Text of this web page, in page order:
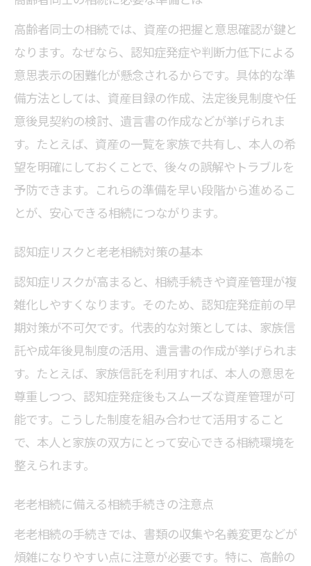
高齢者同士の相続では、資産の把握と意思確認が鍵と
なります。なぜなら、認知症発症や判断力低下による
意思表示の困難化が懸念されるからです。具体的な準
備方法としては、資産目録の作成、法定後見制度や任
意後見契約の検討、遺言書の作成などが挙げられま
す。たとえば、資産の一覧を家族で共有し、本人の希
望を明確にしておくことで、後々の誤解やトラブルを
予防できます。これらの準備を早い段階から進めるこ
とが、安心できる相続につながります。
認知症リスクと老老相続対策の基本
認知症リスクが高まると、相続手続きや資産管理が複
雑化しやすくなります。そのため、認知症発症前の早
期対策が不可欠です。代表的な対策としては、家族信
託や成年後見制度の活用、遺言書の作成が挙げられま
す。たとえば、家族信託を利用すれば、本人の意思を
尊重しつつ、認知症発症後もスムーズな資産管理が可
能です。こうした制度を組み合わせて活用すること
で、本人と家族の双方にとって安心できる相続環境を
整えられます。
老老相続に備える相続手続きの注意点
老老相続の手続きでは、書類の収集や名義変更などが
煩雑になりやすい点に注意が必要です。特に、高齢の